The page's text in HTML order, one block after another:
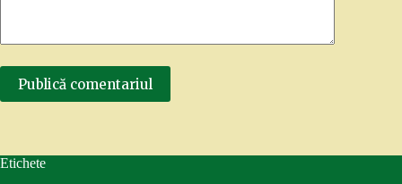
Publică comentariul
Etichete